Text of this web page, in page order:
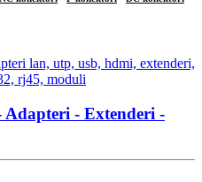
- Extenderi -